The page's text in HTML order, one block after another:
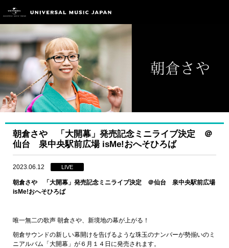
朝倉さや 「大開幕」発売記念ミニライブ決定 ＠
仙台 泉中央駅前広場 isMe!おへそひろば
2023.06.12 LIVE
朝倉さや 「大開幕」発売記念ミニライブ決定 ＠仙台 泉中央駅前広場
isMe!おへそひろば
唯一無二の歌声 朝倉さや、新境地の幕が上がる！
朝倉サウンドの新しい幕開けを告げるような珠玉のナンバーが勢揃いのミ
ニアルバム「大開幕」が６月１４日に発売されます。